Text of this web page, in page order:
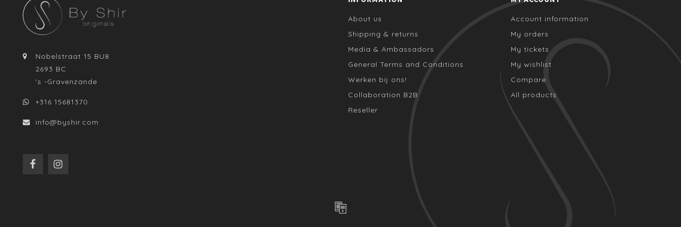
Nobelstraat 15 BU8
2693 BC
's -Gravenzande
+316 15681370
info@byshir.com
About us
Shipping & returns
Media & Ambassadors
General Terms and Conditions
Werken bij ons!
Collaboration B2B
Reseller
Account information
My orders
My tickets
My wishlist
Compare
All products